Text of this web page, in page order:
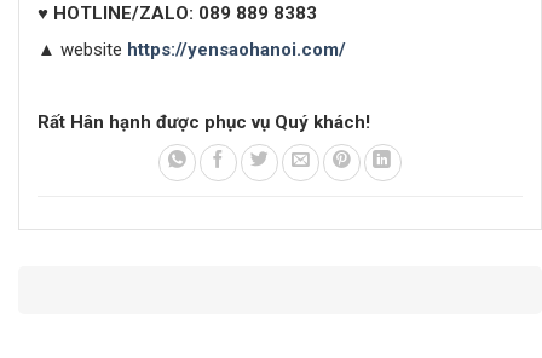
♥ HOTLINE/ZALO: 089 889 8383
▲ website https://yensaohanoi.com/
Rất Hân hạnh được phục vụ Quý khách!